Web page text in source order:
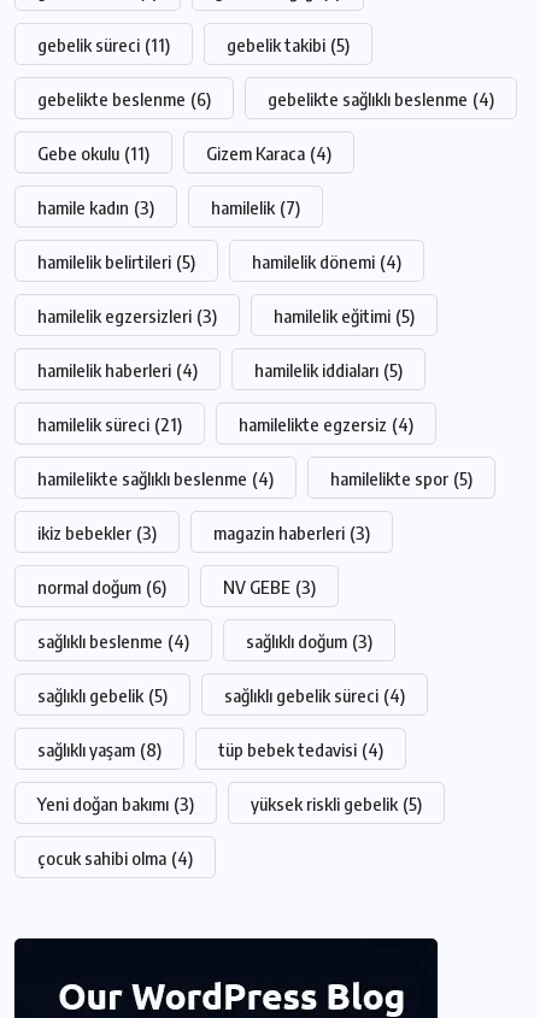
gebelik süreci (11) gebelik takibi (5)
gebelikte beslenme (6) gebelikte sağlıklı beslenme (4)
Gebe okulu (11) Gizem Karaca (4)
hamile kadın (3) hamilelik (7)
hamilelik belirtileri (5) hamilelik dönemi (4)
hamilelik egzersizleri (3) hamilelik eğitimi (5)
hamilelik haberleri (4) hamilelik iddiaları (5)
hamilelik süreci (21) hamilelikte egzersiz (4)
hamilelikte sağlıklı beslenme (4) hamilelikte spor (5)
ikiz bebekler (3) magazin haberleri (3)
normal doğum (6) NV GEBE (3)
sağlıklı beslenme (4) sağlıklı doğum (3)
sağlıklı gebelik (5) sağlıklı gebelik süreci (4)
sağlıklı yaşam (8) tüp bebek tedavisi (4)
Yeni doğan bakımı (3) yüksek riskli gebelik (5)
çocuk sahibi olma (4)